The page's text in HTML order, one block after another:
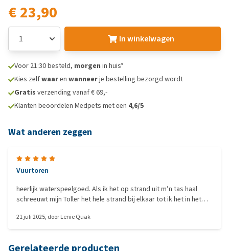
€ 23,90
In winkelwagen
Voor 21:30 besteld, morgen in huis*
Kies zelfwaaren wanneerje bestelling bezorgd wordt
Gratis verzending vanaf € 69,-
Klanten beoordelen Medpets met een 4,6/5
Wat anderen zeggen
Vuurtoren
heerlijk waterspeelgoed. Als ik het op strand uit m’n tas haal
schreeuwt mijn Toller het hele strand bij elkaar tot ik het in het
21 juli 2025, doorLenie Quak
Gerelateerde producten